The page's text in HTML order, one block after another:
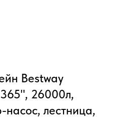
Bestway
26000л,
насос, лестница,